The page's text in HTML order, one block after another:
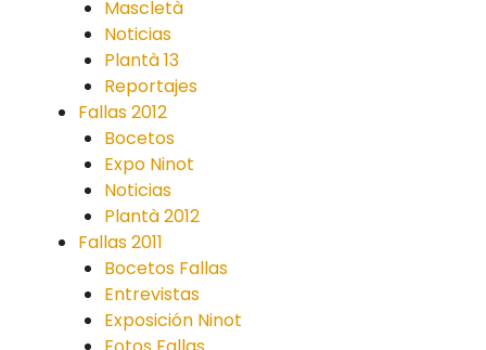
Mascletà
Noticias
Plantà 13
Reportajes
Fallas 2012
Bocetos
Expo Ninot
Noticias
Plantà 2012
Fallas 2011
Bocetos Fallas
Entrevistas
Exposición Ninot